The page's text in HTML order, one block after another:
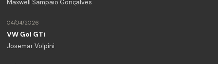
Maxwell Sampaio Gonçalves
04/04/2026
VW Gol GTi
Josemar Volpini